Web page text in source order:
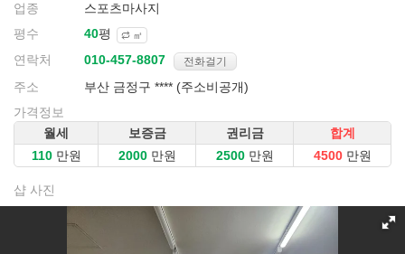
업종
스포츠마사지
평수
평 ㎡
연락처 전화걸기
주소
부산 금정구 **** (주소비공개)
가격정보
월세
보증금 권리금
합계
만원
만원 만원 만원
샵 사진